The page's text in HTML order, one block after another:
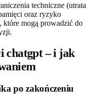
techniczne (utrata
oraz ryzyko
które mogą prowadzić do
chatgpt – i jak
po zakończeniu